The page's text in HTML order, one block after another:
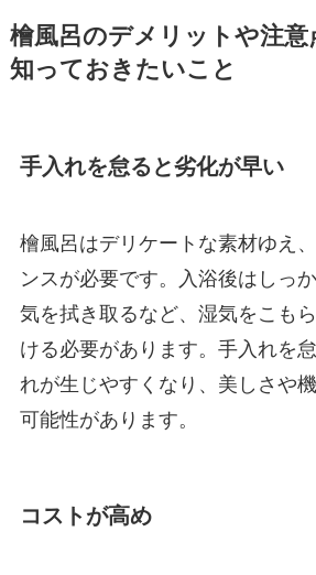
檜風呂のデメリットや注意
知っておきたいこと
手入れを怠ると劣化が早い
檜風呂はデリケートな素材ゆえ
ンスが必要です。入浴後はしっ
気を拭き取るなど、湿気をこも
ける必要があります。手入れを
れが生じやすくなり、美しさや
可能性があります。
コストが高め